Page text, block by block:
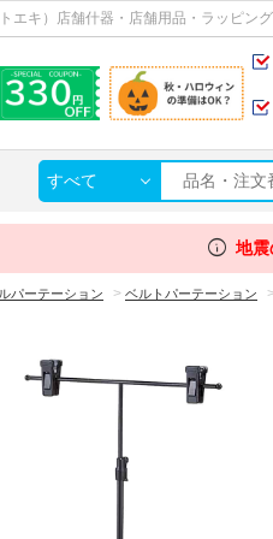
エキ）店舗什器・店舗用品・ラッピン
すべて
info 地
パーテーション > ベルトパーテーション